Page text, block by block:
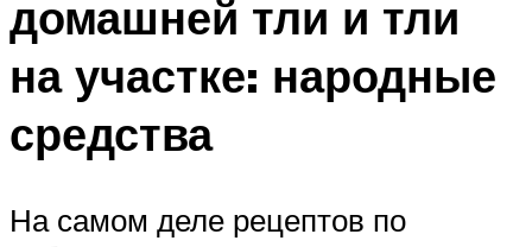
домашней тли и тли
на участке: народные
средства
На самом деле рецептов по